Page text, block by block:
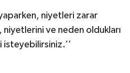
yaparken, niyetleri zarar
ve neden oldukları
isteyebilirsiniz.’’